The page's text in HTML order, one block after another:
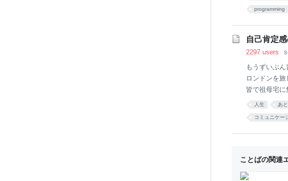
解決方法私は
け定めた。
的な問題を一
programming
自己肯定
2297 users
もうずいぶ
ロンドンを
皆で祖母宅に
たのです。
者というのは
さを知って
人生 あ
コミュニケー
ことばの関連